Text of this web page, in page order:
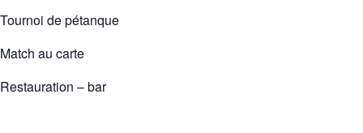
Tournoi de pétanque
Match au carte
Restauration – bar